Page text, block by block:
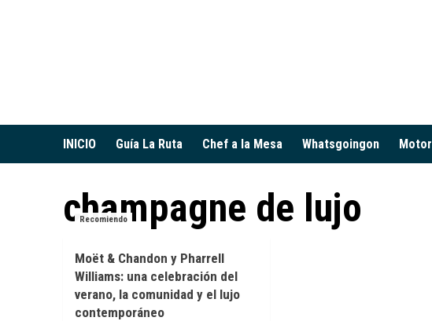
INICIO Guía La Ruta Chef a la Mesa Whatsgoingon Motor
champagne de lujo
Recomiendo
Moët & Chandon y Pharrell
Williams: una celebración del
verano, la comunidad y el lujo
contemporáneo